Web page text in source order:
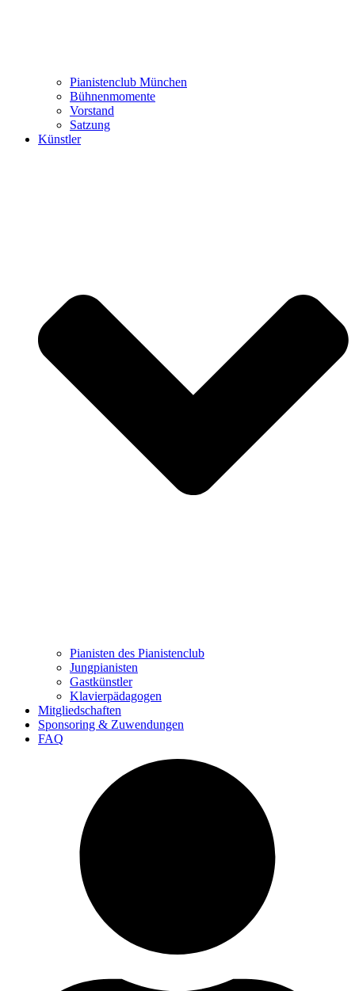
Pianistenclub München
Bühnenmomente
Vorstand
Satzung
Künstler
Pianisten des Pianistenclub
Jungpianisten
Gastkünstler
Klavierpädagogen
Mitgliedschaften
Sponsoring & Zuwendungen
FAQ